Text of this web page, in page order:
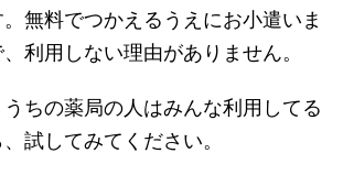
無料でつかえるうえにお小遣いま
利用しない理由がありません。
ちの薬局の人はみんな利用してる
試してみてください。